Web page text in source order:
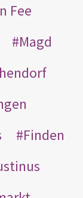
Fee
Magd
Finden